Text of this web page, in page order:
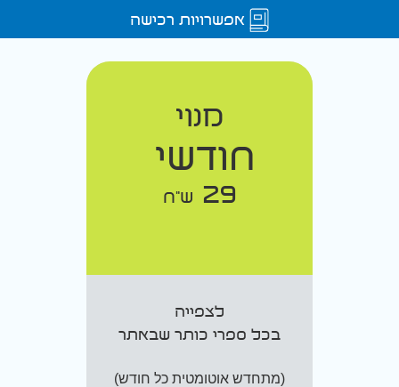
אפשרויות רכישה
מנוי
חודשי
29 ש"ח
לצפייה
בכל ספרי כותר שבאתר
(מתחדש אוטומטית כל חודש)